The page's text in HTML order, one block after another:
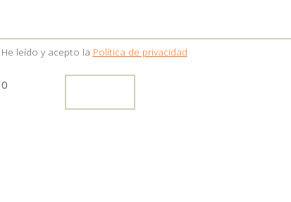
He leído y acepto la Política de privacidad